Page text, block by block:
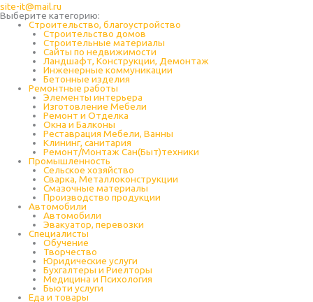
site-it@mail.ru
Выберите категорию:
Строительство, благоустройство
Строительство домов
Строительные материалы
Сайты по недвижимости
Ландшафт, Конструкции, Демонтаж
Инженерные коммуникации
Бетонные изделия
Ремонтные работы
Элементы интерьера
Изготовление Мебели
Ремонт и Отделка
Окна и Балконы
Реставрация Мебели, Ванны
Клининг, санитария
Ремонт/Монтаж Сан(Быт)техники
Промышленность
Cельское хозяйство
Сварка, Металлоконструкции
Cмазочные материалы
Производство продукции
Автомобили
Автомобили
Эвакуатор, перевозки
Специалисты
Обучение
Творчество
Юридические услуги
Бухгалтеры и Риелторы
Медицина и Психология
Бьюти услуги
Еда и товары